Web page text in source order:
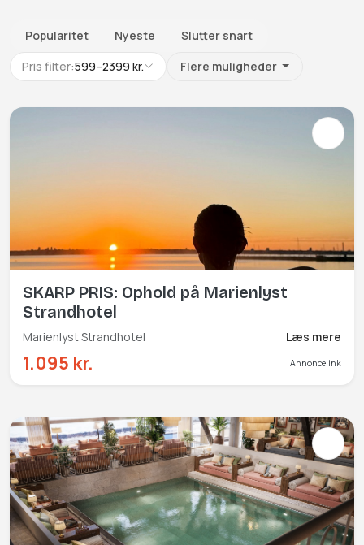
Popularitet Nyeste
Slutter snart
Pris filter:599–2399 kr. Flere muligheder
SKARP PRIS: Ophold på Marienlyst
Strandhotel
Marienlyst Strandhotel Læs mere
1.095 kr. Annoncelink